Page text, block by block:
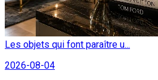
Les objets qui font paraître u...
2026-08-04